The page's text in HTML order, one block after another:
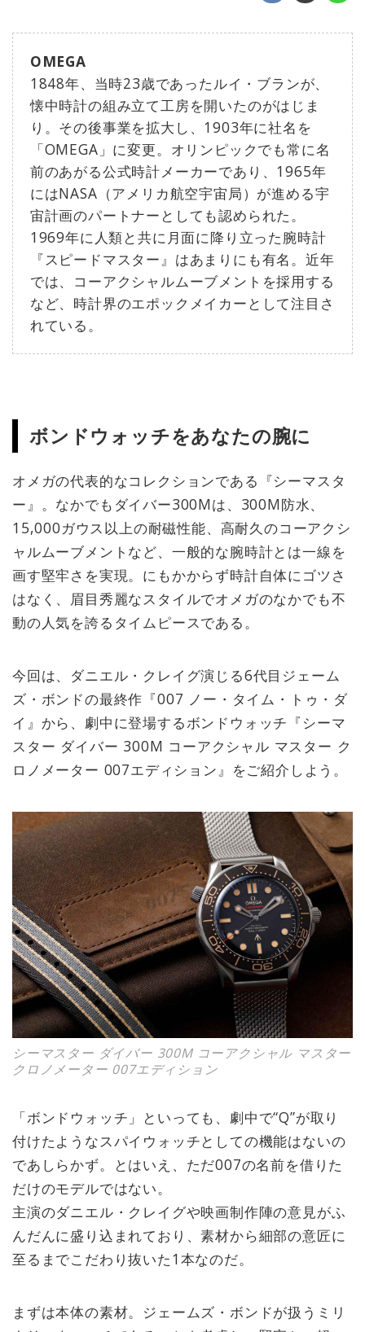
OMEGA
1848年、当時23歳であったルイ・ブランが、
懐中時計の組み立て工房を開いたのがはじま
り。その後事業を拡大し、1903年に社名を
「OMEGA」に変更。オリンピックでも常に名
前のあがる公式時計メーカーであり、1965年
にはNASA（アメリカ航空宇宙局）が進める宇
宙計画のパートナーとしても認められた。
1969年に人類と共に月面に降り立った腕時計
『スピードマスター』はあまりにも有名。近年
では、コーアクシャルムーブメントを採用する
など、時計界のエポックメイカーとして注目さ
れている。
ボンドウォッチをあなたの腕に
オメガの代表的なコレクションである『シーマスタ
ー』。なかでもダイバー300Mは、300M防水、
15,000ガウス以上の耐磁性能、高耐久のコーアクシ
ャルムーブメントなど、一般的な腕時計とは一線を
画す堅牢さを実現。にもかからず時計自体にゴツさ
はなく、眉目秀麗なスタイルでオメガのなかでも不
動の人気を誇るタイムピースである。
今回は、ダニエル・クレイグ演じる6代目ジェーム
ズ・ボンドの最終作『007 ノー・タイム・トゥ・ダ
イ』から、劇中に登場するボンドウォッチ『シーマ
スター ダイバー 300M コーアクシャル マスター ク
ロノメーター 007エディション』をご紹介しよう。
シーマスター ダイバー 300M コーアクシャル マスター
クロノメーター 007エディション
「ボンドウォッチ」といっても、劇中で“Q”が取り
付けたようなスパイウォッチとしての機能はないの
であしらかず。とはいえ、ただ007の名前を借りた
だけのモデルではない。
主演のダニエル・クレイグや映画制作陣の意見がふ
んだんに盛り込まれており、素材から細部の意匠に
至るまでこだわり抜いた1本なのだ。
まずは本体の素材。ジェームズ・ボンドが扱うミリ